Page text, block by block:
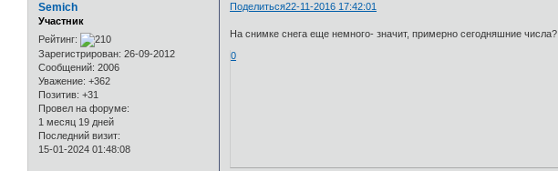
Поделиться22-11-2016 17:42:01
Semich
Участник
Рейтинг:
Зарегистрирован: 26-09-2012
Сообщений: 2006
Уважение: +362
Позитив: +31
Провел на форуме:
1 месяц 19 дней
Последний визит:
15-01-2024 01:48:08
На снимке снега еще немного- значит, примерно сегодняшние числа?
0